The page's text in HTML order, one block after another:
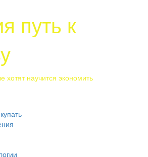
путь к
научится экономить